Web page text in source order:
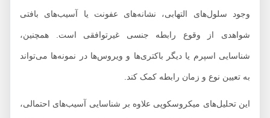
وجود سلول‌های التهابی، نشانه‌های عفونت یا آسیب‌های بافتی
شواهدی از وقوع رابطه جنسی غیرتوافقی است. همچنین،
شناسایی اسپرم یا دیگر باکتری‌ها و ویروس‌ها در نمونه‌ها می‌تواند
به تعیین نوع و زمان رابطه کمک کند.
این تحلیل‌های میکروسکوپی علاوه بر شناسایی آسیب‌های احتمالی،